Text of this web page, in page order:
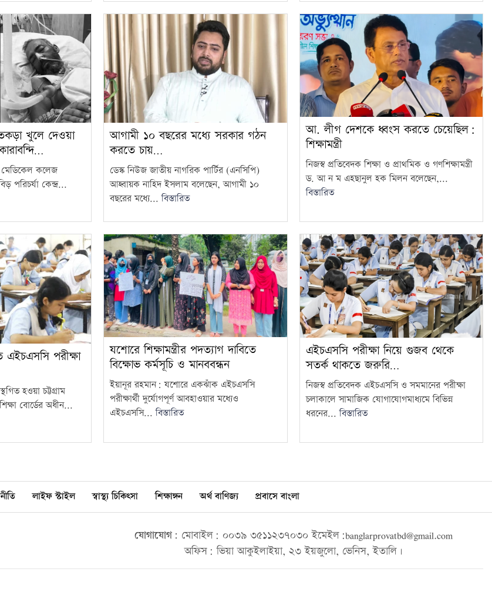
খুলে দেওয়া
মেডিকেল কলেজ
পরিচর্যা কেন্দ্র...
আগামী ১০ বছরের মধ্যে সরকার গঠন
করতে চায়…
ডেস্ক নিউজ জাতীয় নাগরিক পার্টির (এনসিপি)
আহ্বায়ক নাহিদ ইসলাম বলেছেন, আগামী ১০
বছরের মধ্যে...বিস্তারিত
আ. লীগ দেশকে ধ্বংস করতে চেয়েছিল:
শিক্ষামন্ত্রী
নিজস্ব প্রতিবেদক শিক্ষা ও প্রাথমিক ও গণশিক্ষামন্ত্রী
ড. আ ন ম এহছানুল হক মিলন বলেছেন,...
বিস্তারিত
এইচএসসি পরীক্ষা
হওয়া চট্টগ্রাম
বোর্ডের অধীন...
যশোরে শিক্ষামন্ত্রীর পদত্যাগ দাবিতে
বিক্ষোভ কর্মসূচি ও মানববন্ধন
ইয়ানূর রহমান: যশোরে একঝাঁক এইচএসসি
পরীক্ষার্থী দুর্যোগপূর্ণ আবহাওয়ার মধ্যেও
এইচএসসি...বিস্তারিত
এইচএসসি পরীক্ষা নিয়ে গুজব থেকে
সতর্ক থাকতে জরুরি…
নিজস্ব প্রতিবেদক এইচএসসি ও সমমানের পরীক্ষা
চলাকালে সামাজিক যোগাযোগমাধ্যমে বিভিন্ন
ধরনের...বিস্তারিত
লাইফ স্টাইল স্বাস্থ্য চিকিৎসা শিক্ষাঙ্গন অর্থ বাণিজ্য প্রবাসে বাংলা
যোগাযোগ: মোবাইল: ০০৩৯ ৩৫১১২৩৭০৩০ ইমেইল:banglarprovatbd@gmail.com
অফিস: ভিয়া আকুইলাইয়া, ২৩ ইয়জুলো, ভেনিস, ইতালি।